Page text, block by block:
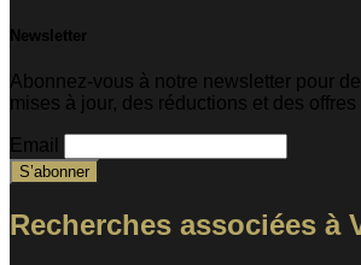
Newsletter
Abonnez-vous à notre newsletter pour
mises à jour, des réductions et des
Email
Recherches associées à